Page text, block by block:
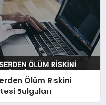
Ölüm Riskini
Bulguları